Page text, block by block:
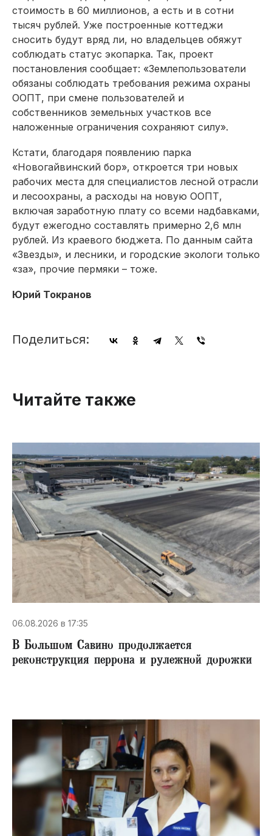
стоимость в 60 миллионов, а есть и в сотни
тысяч рублей. Уже построенные коттеджи
сносить будут вряд ли, но владельцев обяжут
соблюдать статус экопарка. Так, проект
постановления сообщает: «Землепользователи
обязаны соблюдать требования режима охраны
ООПТ, при смене пользователей и
собственников земельных участков все
наложенные ограничения сохраняют силу».
Кстати, благодаря появлению парка
«Новогайвинский бор», откроется три новых
рабочих места для специалистов лесной отрасли
и лесоохраны, а расходы на новую ООПТ,
включая заработную плату со всеми надбавками,
будут ежегодно составлять примерно 2,6 млн
рублей. Из краевого бюджета. По данным сайта
«Звезды», и лесники, и городские экологи только
«за», прочие пермяки – тоже.
Юрий Токранов
Поделиться:
Читайте также
06.08.2026 в 17:35
В Большом Савино продолжается
реконструкция перрона и рулежной дорожки